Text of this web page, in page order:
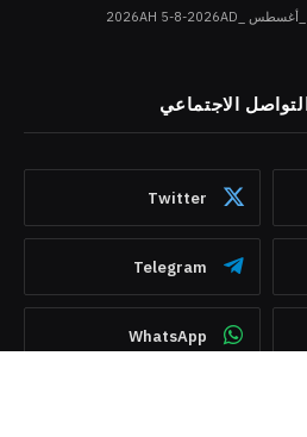
الاجتماعي
Twitter
Telegram
WhatsApp